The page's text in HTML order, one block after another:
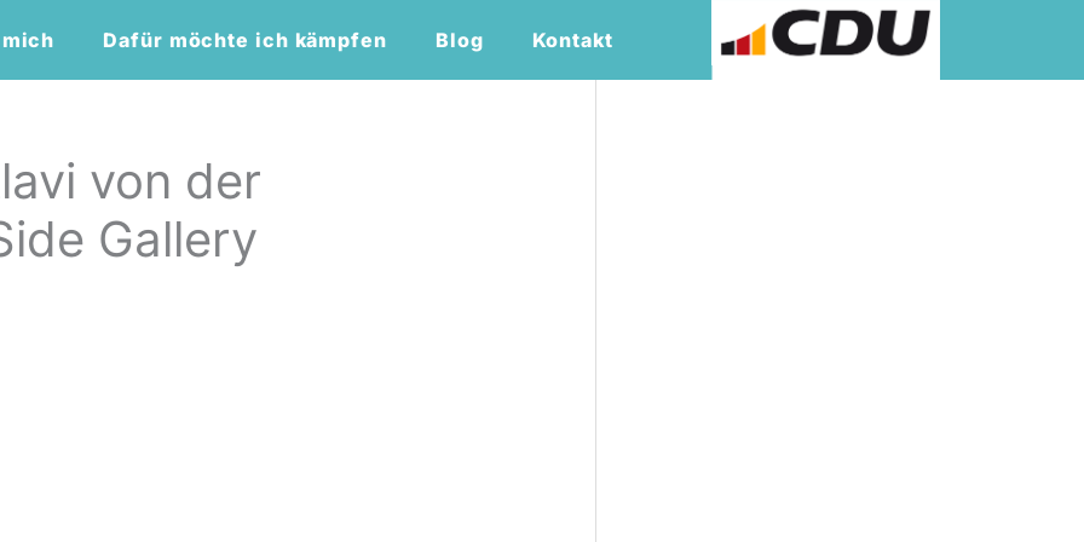
Dafür möchte ich kämpfen Blog Kontakt
von der
Gallery